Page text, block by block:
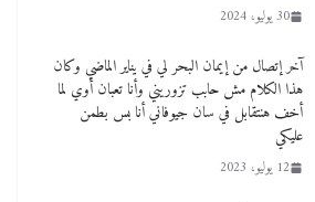
30 يوليو، 2024
آخر إتصال من إيمان البحر لي في يناير الماضي وكان
هذا الكلام مش حابب تزوريني وأنا تعبان أوي لما
أخف هنتقابل في سان جيوفاني أنا بس بطمن
عليكي
12 يوليو، 2023